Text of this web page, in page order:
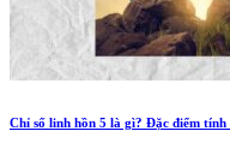
Chỉ số linh hồn 5 là gì? Đặc điểm tính